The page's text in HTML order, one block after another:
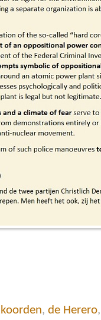
, de Herero